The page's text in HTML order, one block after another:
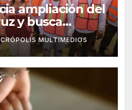
ampliación del
y busca
ingenio en crisis
MULTIMEDIOS